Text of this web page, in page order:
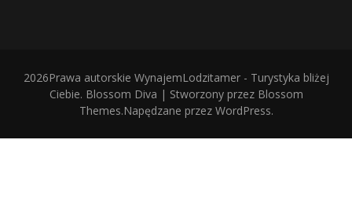
2026Prawa autorskie WynajemLodzitamer - Turystyka bliżej
Ciebie. Blossom Diva | Stworzony przez Blossom
Themes.Napędzane przez WordPress.